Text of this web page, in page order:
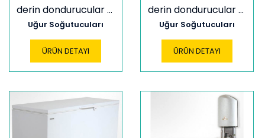
derin dondurucular ucf 210 ssl
Uğur Soğutucuları
ÜRÜN DETAYI
derin dondurucular ucf 30 sf
Uğur Soğutucuları
ÜRÜN DETAYI